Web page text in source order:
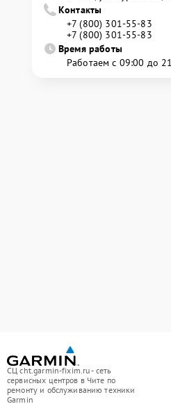
Контакты
+7 (800) 301-55-83
+7 (800) 301-55-83
Время работы
Работаем с 09:00 до
СЦ cht.garmin-fixim.ru - сеть
сервисных центров в Чите по
ремонту и обслуживанию техники
Garmin